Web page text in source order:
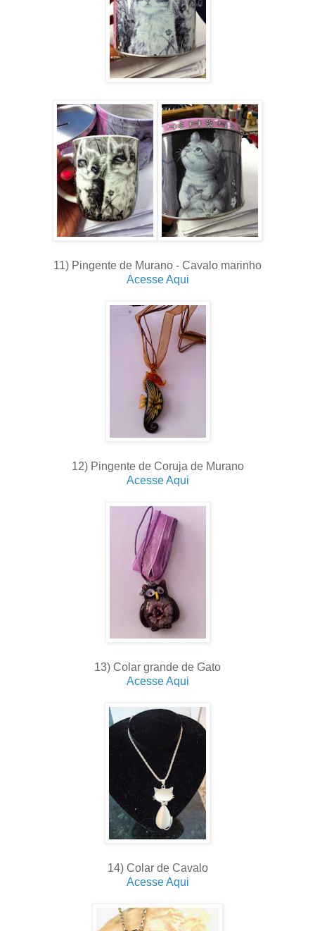
11) Pingente de Murano - Cavalo marinho
Acesse Aqui
12) Pingente de Coruja de Murano
Acesse Aqui
13) Colar grande de Gato
Acesse Aqui
14) Colar de Cavalo
Acesse Aqui